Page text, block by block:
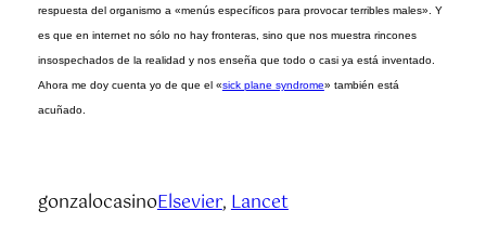
respuesta del organismo a «menús específicos para provocar terribles males». Y
es que en internet no sólo no hay fronteras, sino que nos muestra rincones
insospechados de la realidad y nos enseña que todo o casi ya está inventado.
Ahora me doy cuenta yo de que el «sick plane syndrome» también está
acuñado.
gonzalocasinoElsevier, Lancet